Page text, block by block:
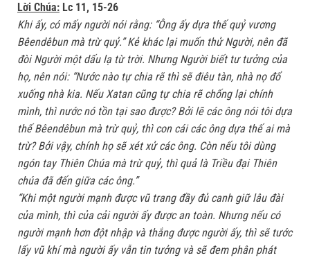
Lời Chúa: Lc 11, 15-26
Khi ấy, có mấy người nói rằng: “Ông ấy dựa thế quỷ vương
Bêendêbun mà trừ quỷ.” Kẻ khác lại muốn thử Người, nên đã
đòi Người một dấu lạ từ trời. Nhưng Người biết tư tưởng của
họ, nên nói: “Nước nào tự chia rẽ thì sẽ điêu tàn, nhà nọ đổ
xuống nhà kia. Nếu Xatan cũng tự chia rẽ chống lại chính
mình, thì nước nó tồn tại sao được? Bởi lẽ các ông nói tôi dựa
thế Bêendêbun mà trừ quỷ, thì con cái các ông dựa thế ai mà
trừ? Bởi vậy, chính họ sẽ xét xử các ông. Còn nếu tôi dùng
ngón tay Thiên Chúa mà trừ quỷ, thì quả là Triều đại Thiên
chúa đã đến giữa các ông.”
“Khi một người mạnh được vũ trang đầy đủ canh giữ lâu đài
của mình, thì của cải người ấy được an toàn. Nhưng nếu có
người mạnh hơn đột nhập và thắng được người ấy, thì sẽ tước
lấy vũ khí mà người ấy vẫn tin tưởng và sẽ đem phân phát